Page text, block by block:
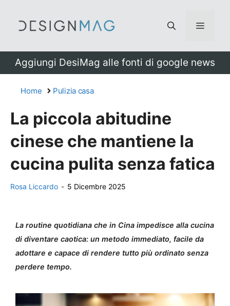
Menu
Aggiungi DesiMag alle fonti di google news
Home Pulizia casa
La piccola abitudine
cinese che mantiene la
cucina pulita senza fatica
Rosa Liccardo - 5 Dicembre 2025
La routine quotidiana che in Cina impedisce alla cucina
di diventare caotica: un metodo immediato, facile da
adottare e capace di rendere tutto più ordinato senza
perdere tempo.